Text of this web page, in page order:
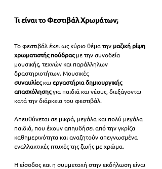
Τι είναι το Φεστιβάλ Χρωμάτων;
Το φεστιβάλ έχει ως κύριο θέμα την μαζική ρίψη
χρωματιστής πούδρας με την συνοδεία
μουσικής, τεχνών και παράλληλων
δραστηριοτήτων. Μουσικές
συναυλίες και εργαστήρια δημιουργικής
απασχόλησης για παιδιά και νέους, διεξάγονται
κατά την διάρκεια του φεστιβάλ.
Απευθύνεται σε μικρά, μεγάλα και πολύ μεγάλα
παιδιά, που έχουν απηυδήσει από την γκρίζα
καθημερινότητα και αναζητούν απεγνωσμένα
εναλλακτικές πτυχές της ζωής με χρώμα.
Η είσοδος και η συμμετοχή στην εκδήλωση είναι